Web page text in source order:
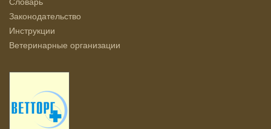
Законодательство
Инструкции
Ветеринарные организации